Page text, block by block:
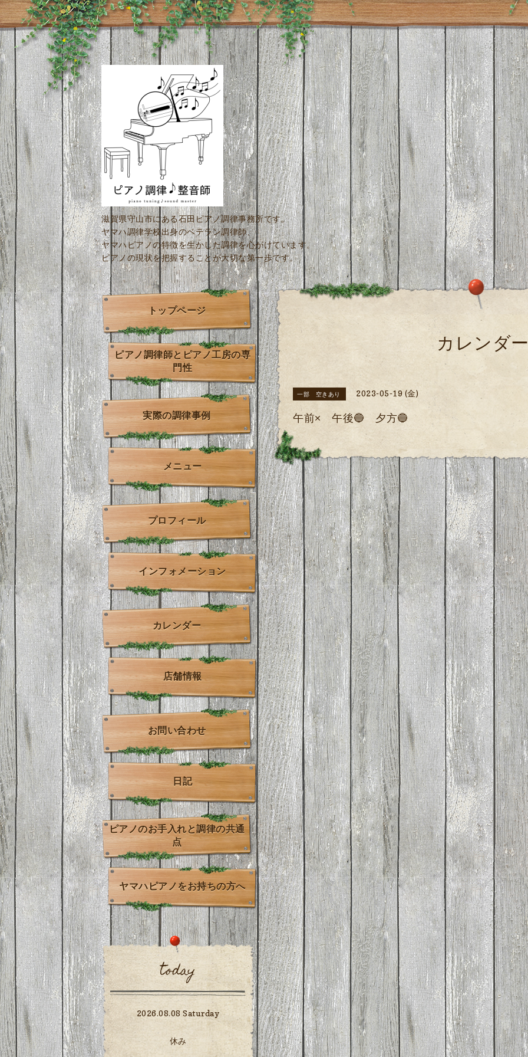
滋賀県守山市にある石田ピアノ調律事務所です。
ヤマハ調律学校出身のベテラン調律師、
ヤマハピアノの特徴を生かした調律を心がけています。
ピアノの現状を把握することが大切な第一歩です。
カレンダ
一部 空きあり 2023-05-19 (金)
午前× 午後🔵 夕方🔵
トップページ
ピアノ調律師とピアノ工房の専
門性
実際の調律事例
メニュー
プロフィール
インフォメーション
カレンダー
店舗情報
お問い合わせ
日記
ピアノのお手入れと調律の共通
点
ヤマハピアノをお持ちの方へ
today
2026.08.08 Saturday
休み